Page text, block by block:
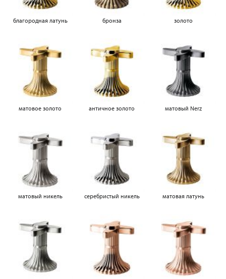
благородная латунь бронза золото
матовое золото античное золото матовый Nerz
матовый никель серебристый никель матовая латунь